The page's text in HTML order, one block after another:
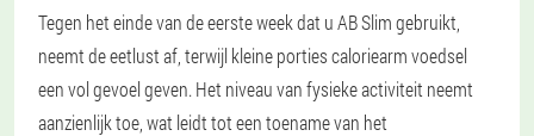
Tegen het einde van de eerste week dat u AB Slim gebruikt,
neemt de eetlust af, terwijl kleine porties caloriearm voedsel
een vol gevoel geven. Het niveau van fysieke activiteit neemt
aanzienlijk toe, wat leidt tot een toename van het